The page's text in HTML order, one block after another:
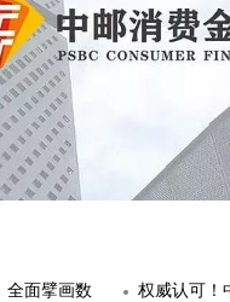
全面擘画数
权威认可！